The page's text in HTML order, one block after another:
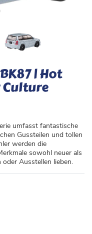
| Hot
Culture
umfasst fantastische
Gussteilen und tollen
werden die
sowohl neuer als
oder Ausstellen lieben.